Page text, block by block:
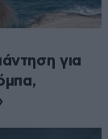
για